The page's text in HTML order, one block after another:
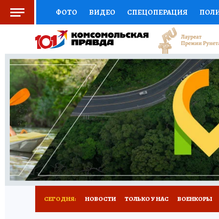
ФОТО ВИДЕО СПЕЦОПЕРАЦИЯ
СОЦПОДДЕРЖКА НАУКА СПОРТ
ВЫБОР ЭКСПЕРТОВ ДОКТОР
КНИЖНАЯ ПОЛКА ПРОГНОЗЫ НА СПОРТ
ПРЕСС-ЦЕНТР НЕДВИЖИМОСТЬ
РАДИО КП РЕКЛАМА ТЕСТЫ НОВОЕ
СЕГОДНЯ: НОВОСТИ ТОЛЬКО У НАС ВОЕНКОРЫ